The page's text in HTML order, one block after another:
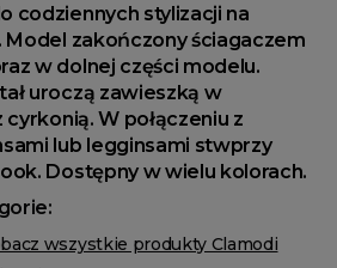
codziennych stylizacji na
Model zakończony ściagaczem
w dolnej części modelu.
uroczą zawieszką w
cyrkonią. W połączeniu z
lub legginsami stwprzy
Dostępny w wielu kolorach.
wszystkie produkty Clamodi